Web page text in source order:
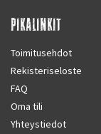
PIKALINKIT
Toimitusehdot
Rekisteriseloste
FAQ
Oma tili
Yhteystiedot